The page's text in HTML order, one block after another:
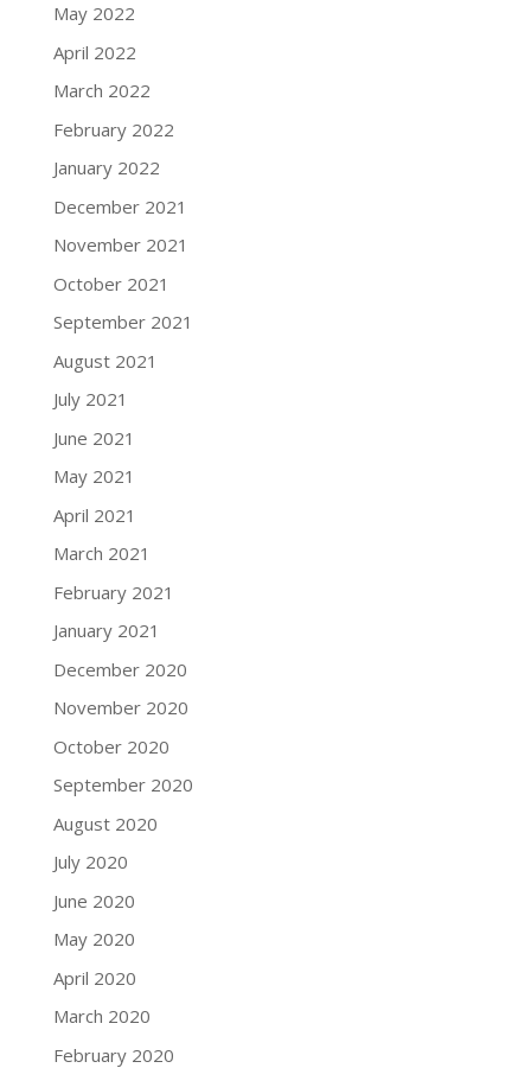
May 2022
April 2022
March 2022
February 2022
January 2022
December 2021
November 2021
October 2021
September 2021
August 2021
July 2021
June 2021
May 2021
April 2021
March 2021
February 2021
January 2021
December 2020
November 2020
October 2020
September 2020
August 2020
July 2020
June 2020
May 2020
April 2020
March 2020
February 2020